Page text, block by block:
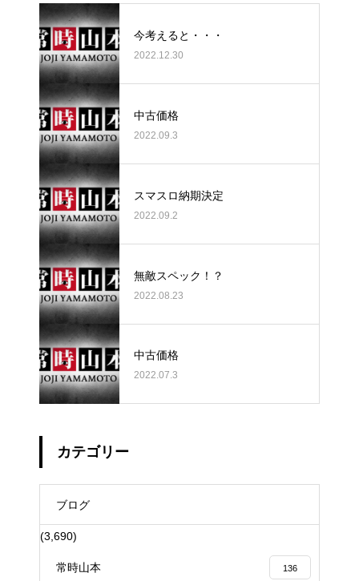
今考えると・・・
2022.12.30
中古価格
2022.09.3
スマスロ納期決定
2022.09.2
無敵スペック！？
2022.08.23
中古価格
2022.07.3
カテゴリー
ブログ
(3,690)
常時山本 136